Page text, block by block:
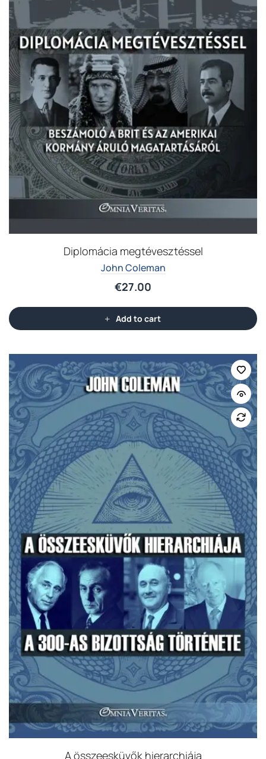
Diplomácia megtévesztéssel
John Coleman
€27.00
Add to cart
A összeesküvők hierarchiája